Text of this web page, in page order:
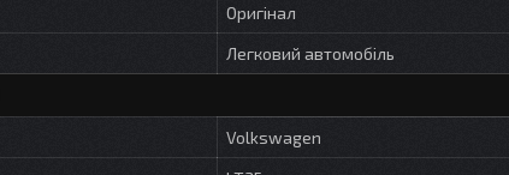
Оригінал
Легковий автомобіль
Volkswagen